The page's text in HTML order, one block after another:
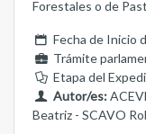
Forestales o de
Fecha de Inicio
Trámite
Etapa del
Autor/es:
Beatriz - SCAVO